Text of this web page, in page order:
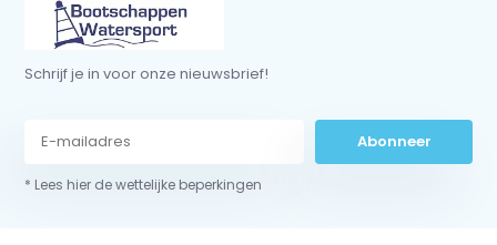
Schrijf je in voor onze nieuwsbrief!
Abonneer
* Lees hier de wettelijke beperkingen